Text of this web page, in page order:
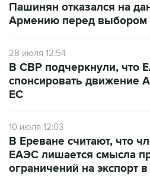
Пашинян отказался на
Армению перед
28 июля 12:54
В СВР подчеркнули, что
спонсировать движение
ЕС
10 июля 12:03
В Ереване считают, что
ЕАЭС лишается смысла
ограничений на экспорт